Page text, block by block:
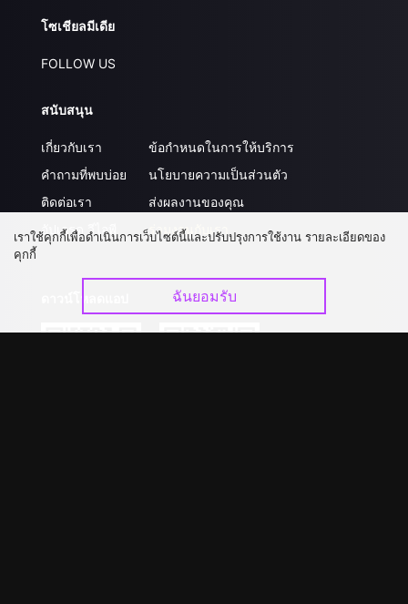
โซเชียลมีเดีย
FOLLOW US
สนับสนุน
เกี่ยวกับเรา
คำถามที่พบบ่อย
ติดต่อเรา
อัปเกรด วีไอพี
ข้อกำหนดในการให้บริการ
นโยบายความเป็นส่วนตัว
ส่งผลงานของคุณ
ร่วมงานกับเรา
เราใช้คุกกี้เพื่อดำเนินการเว็บไซต์นี้และปรับปรุงการใช้งาน รายละเอียดของ
คุกกี้
ฉันยอมรับ